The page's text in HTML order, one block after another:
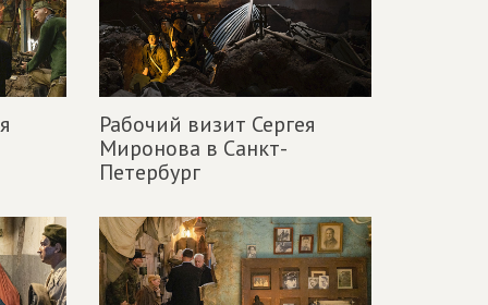
Рабочий визит Сергея
Миронова в Санкт-
Петербург